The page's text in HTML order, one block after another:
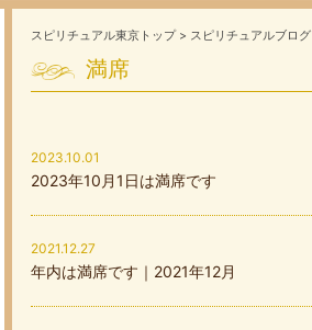
スピリチュアル東京トップ> スピリチュアルブログ
満席
2023.10.01
2023年10月1日は満席です
2021.12.27
年内は満席です｜2021年12月